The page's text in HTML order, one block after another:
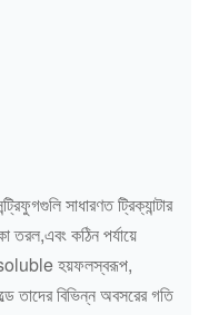
সাধারণত ট্রিক্যান্টার
তরল,এবং কঠিন পর্যায়ে
হয়ফলস্বরূপ,
তাদের বিভিন্ন অবসরের গতি